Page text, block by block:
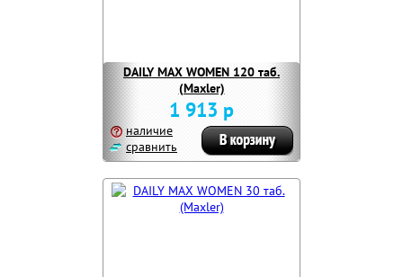
DAILY MAX WOMEN 120 таб.
(Maxler)
1 913 р
наличие
сравнить